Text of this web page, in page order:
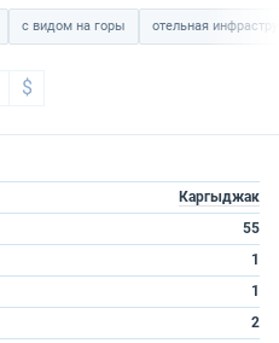
с видом на горы отельная
$
Каргыджак
55
1
1
2